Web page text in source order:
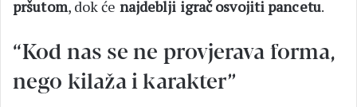
pršutom, dok će najdeblji igrač osvojiti pancetu.
“Kod nas se ne provjerava forma,
nego kilaža i karakter”